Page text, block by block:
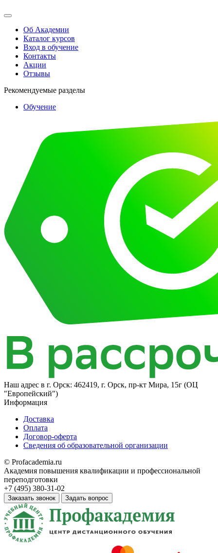
Об Академии
Каталог курсов
Вход в обучение
Контакты
Акции
Отзывы
Рекомендуемые разделы
Обучение
Наш адрес в г. Орск: 462419, г. Орск, пр-кт Мира, 15г (ОЦ
"Европейский")
Информация
Доставка
Оплата
Договор-оферта
Сведения об образовательной организации
© Profacademia.ru
Академия повышения квалификации и профессиональной
переподготовки
+7 (495) 380-31-02
Заказать звонок Задать вопрос